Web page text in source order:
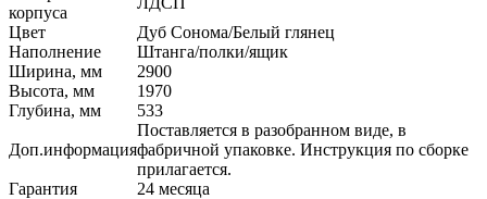
корпуса
Цвет
Дуб Сонома/Белый глянец
Наполнение
Штанга/полки/ящик
Ширина, мм
2900
Высота, мм
1970
Глубина, мм
533
Доп.информация
Поставляется в разобранном виде, в
фабричной упаковке. Инструкция по сборке
прилагается.
Гарантия
24 месяца